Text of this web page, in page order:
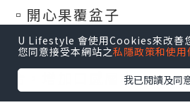
▫️開心果覆盆子
使用意大利的頂級開心果
的覆盆子果醬，酸味與堅
合，增加口感層次
U Lifestyle 會使用Cookies來改善
您同意接受本網站之私隱政策和使用
我已閱讀及同